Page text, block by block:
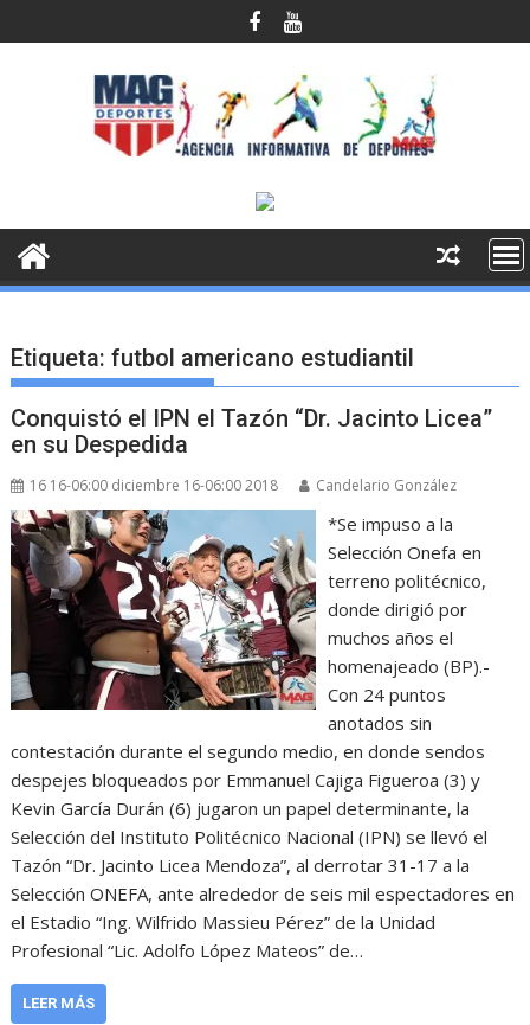
al
Etiqueta:futbol americano estudiantil
Conquistó el IPN el Tazón “Dr. Jacinto Licea”
en su Despedida
16 16-06:00 diciembre 16-06:00 2018 Candelario González
*Se impuso a la
Selección Onefa en
terreno politécnico,
donde dirigió por
muchos años el
homenajeado (BP).-
Con 24 puntos
anotados sin
contestación durante el segundo medio, en donde sendos
despejes bloqueados por Emmanuel Cajiga Figueroa (3) y
Kevin García Durán (6) jugaron un papel determinante, la
Selección del Instituto Politécnico Nacional (IPN) se llevó el
Tazón “Dr. Jacinto Licea Mendoza”, al derrotar 31-17 a la
Selección ONEFA, ante alrededor de seis mil espectadores en
el Estadio “Ing. Wilfrido Massieu Pérez” de la Unidad
Profesional “Lic. Adolfo López Mateos” de…
LEER MÁS